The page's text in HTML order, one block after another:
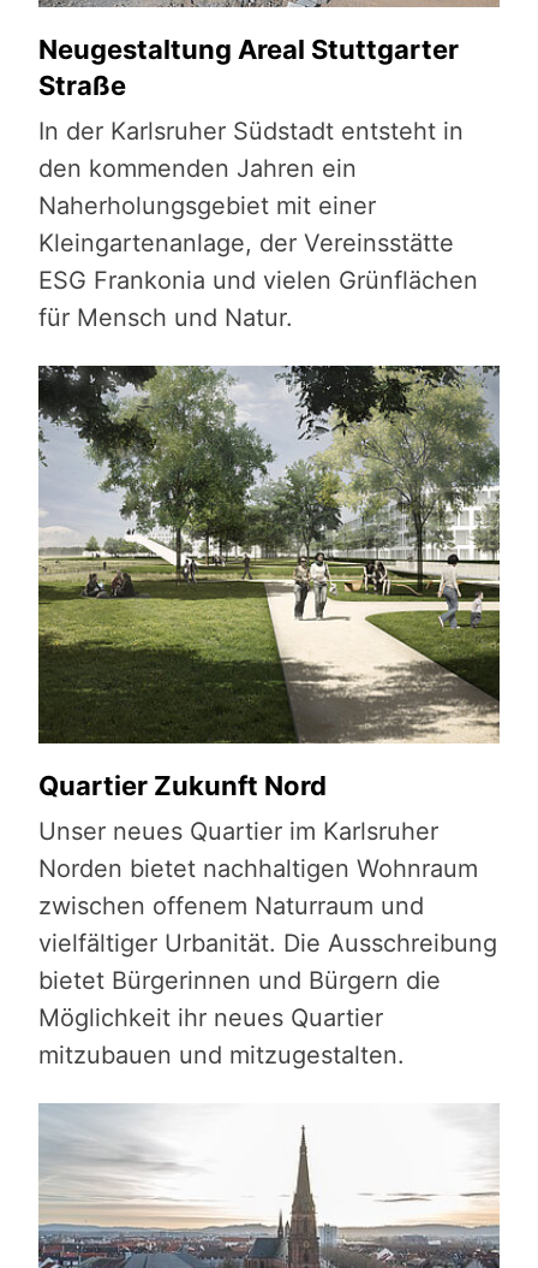
Neugestaltung Areal Stuttgarter
Straße
In der Karlsruher Südstadt entsteht in
den kommenden Jahren ein
Naherholungsgebiet mit einer
Kleingartenanlage, der Vereinsstätte
ESG Frankonia und vielen Grünflächen
für Mensch und Natur.
Quartier Zukunft Nord
Unser neues Quartier im Karlsruher
Norden bietet nachhaltigen Wohnraum
zwischen offenem Naturraum und
vielfältiger Urbanität. Die Ausschreibung
bietet Bürgerinnen und Bürgern die
Möglichkeit ihr neues Quartier
mitzubauen und mitzugestalten.